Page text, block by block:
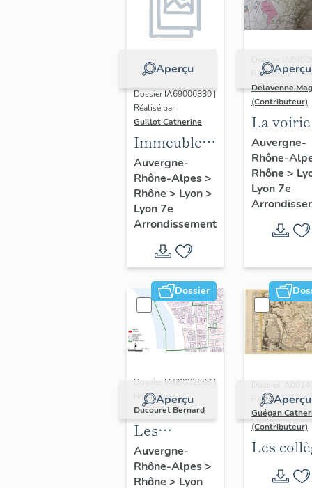
Aperçu
Dossier IA69006880 |
Réalisé par
Guillot Catherine
Immeubles,
maisons
Auvergne-
Rhône-Alpes>
Rhône > Lyon>
Lyon 7e
Arrondissement
Aperçu
Dossier
Réalisé par
Delavenne
(Contributeur)
La
secteur
d'étude
"Saint-
André"
(Lyon
Auvergne-
Rhône-
Rhône >
Lyon 7e
Dossier
Aperçu
Dossier IA69002688 |
Réalisé par
Ducouret Bernard
Les
maisons du
quartier
Auvergne-
Rhône-Alpes>
Rhône > Lyon
Aperçu
Réalisé par
Guégan
(Contributeur)
Les
jésuites